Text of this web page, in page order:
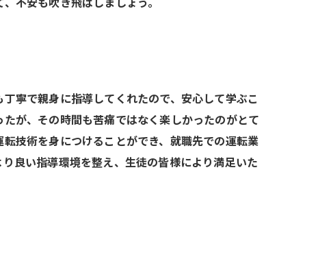
不安も吹き飛ばしましょう。
寧で親身に指導してくれたので、安心して学ぶこ
が、その時間も苦痛ではなく楽しかったのがとて
技術を身につけることができ、就職先での運転業
良い指導環境を整え、生徒の皆様により満足いた